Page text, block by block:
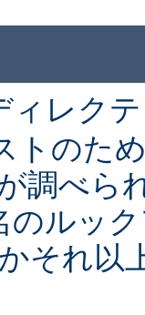
ィレク
トのた
調べら
のルッ
それ以